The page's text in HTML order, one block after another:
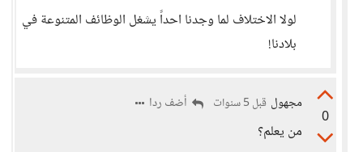
لولا الاختلاف لما وجدنا احداً يشغل الوظائف المتنوعة في
بلادنا!
0
مجهول قبل 5 سنوات أضف ردا
من يعلم؟